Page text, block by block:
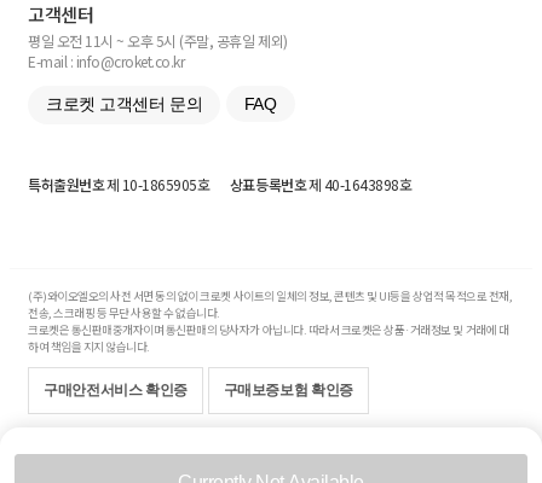
고객센터
평일 오전 11시 ~ 오후 5시 (주말, 공휴일 제외)
E-mail : info@croket.co.kr
크로켓 고객센터 문의 FAQ
특허출원번호제 10-1865905호 상표등록번호제 40-1643898호
(주)와이오엘오의 사전 서면 동의 없이 크로켓 사이트의 일체의 정보, 콘텐츠 및 UI등을 상업적 목적으로 전재,
전송, 스크래핑 등 무단 사용할 수 없습니다.
크로켓은 통신판매중개자이며 통신판매의 당사자가 아닙니다. 따라서 크로켓은 상품·거래정보 및 거래에 대
하여 책임을 지지 않습니다.
구매안전서비스 확인증 구매보증보험 확인증